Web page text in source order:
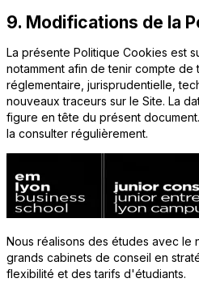
9. Modifications de la
La présente Politique Cookies est
notamment afin de tenir compte de
réglementaire, jurisprudentielle,
nouveaux traceurs sur le Site. La
figure en tête du présent
la consulter régulièrement.
Nous réalisons des études avec
grands cabinets de conseil en
flexibilité et des tarifs d'étudiants.